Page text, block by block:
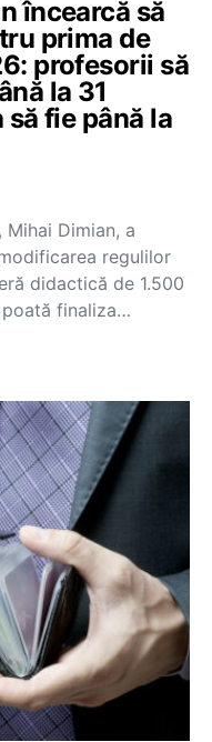
încearcă să
prima de
profesorii să
la 31
fie până la
Dimian, a
regulilor
didactică de 1.500
finaliza…